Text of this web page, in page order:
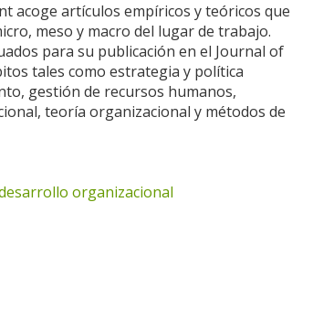
acoge artículos empíricos y teóricos que
meso y macro del lugar de trabajo.
para su publicación en el Journal of
tales como estrategia y política
gestión de recursos humanos,
teoría organizacional y métodos de
organizacional